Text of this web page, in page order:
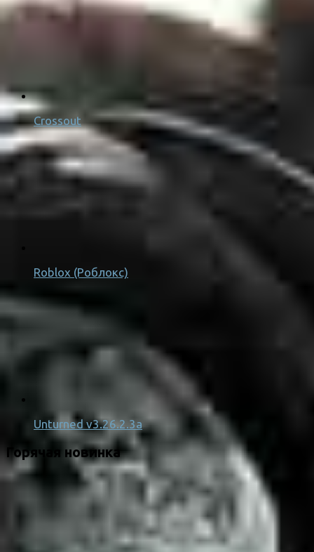
Crossout
Roblox (Роблокс)
Unturned v3.26.2.3a
Горячая новинка